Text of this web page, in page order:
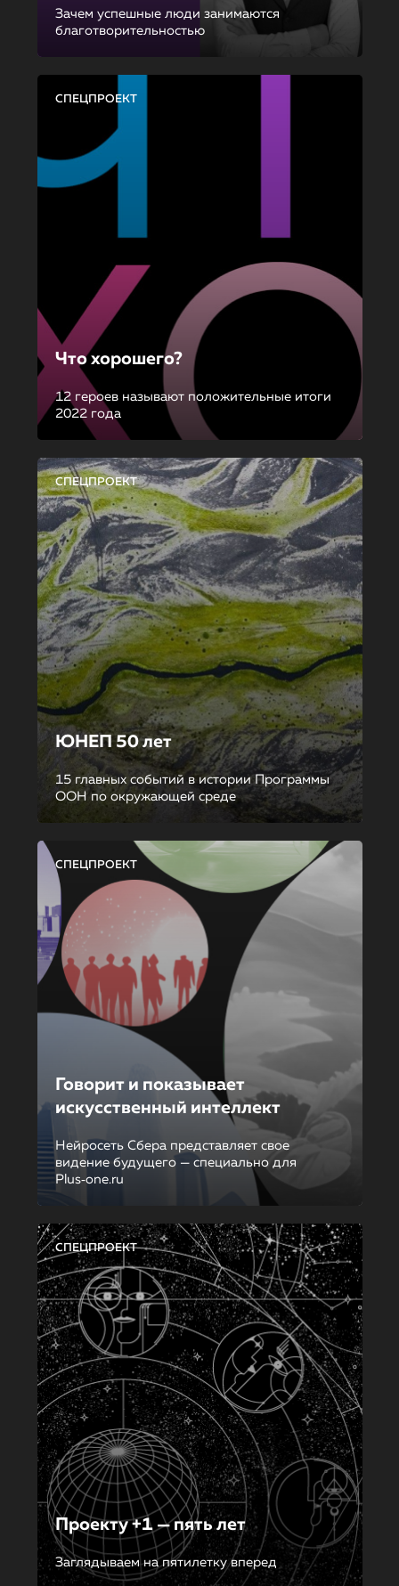
Зачем успешные люди занимаются
благотворительностью
СПЕЦПРОЕКТ
Что хорошего?
12 героев называют положительные итоги
2022 года
СПЕЦПРОЕКТ
ЮНЕП 50 лет
15 главных событий в истории Программы
ООН по окружающей среде
СПЕЦПРОЕКТ
Говорит и показывает
искусственный интеллект
Нейросеть Сбера представляет свое
видение будущего — специально для
Plus‑one.ru
СПЕЦПРОЕКТ
Проекту +1 — пять лет
Заглядываем на пятилетку вперед